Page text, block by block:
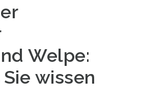
Welpe:
wissen